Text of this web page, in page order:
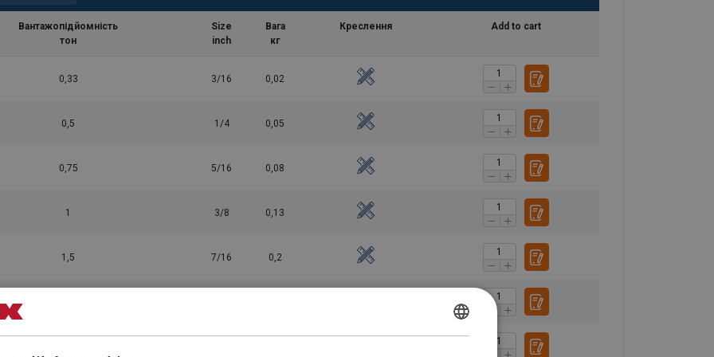
Вантажопідйомність
тон
Size
inch
Вага
кг
Креслення Add to cart
0,33 3/16 0,02
0,5 1/4 0,05
0,75 5/16 0,08
1 3/8 0,13
1,5 7/16 0,2
POLISH